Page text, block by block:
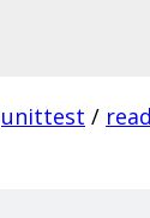
unittest /